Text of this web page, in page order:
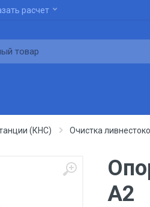
расчет
(КНС) Очистка
А2